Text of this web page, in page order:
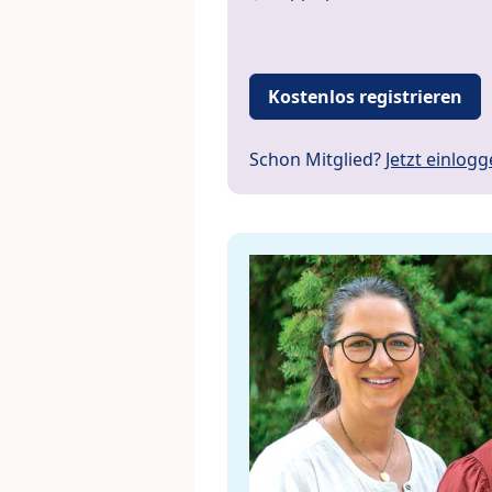
Kostenlos registrieren
Schon Mitglied? Jetzt